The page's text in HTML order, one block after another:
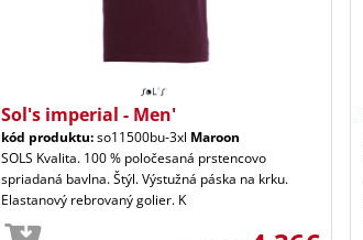
Sol's imperial - Men'
kód produktu:so11500bu-3xl Maroon
SOLS Kvalita. 100 % poločesaná prstencovo
spriadaná bavlna. Štýl. Výstužná páska na krku.
Elastanový rebrovaný golier. K